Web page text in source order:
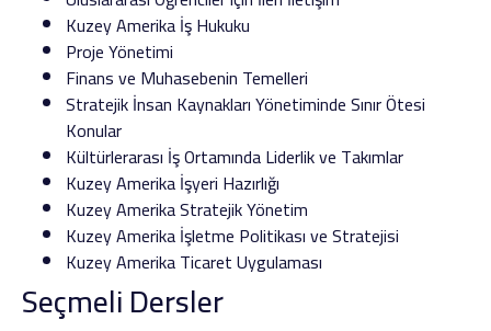
Kuzey Amerika İş Hukuku
Proje Yönetimi
Finans ve Muhasebenin Temelleri
Stratejik İnsan Kaynakları Yönetiminde Sınır Ötesi
Konular
Kültürlerarası İş Ortamında Liderlik ve Takımlar
Kuzey Amerika İşyeri Hazırlığı
Kuzey Amerika Stratejik Yönetim
Kuzey Amerika İşletme Politikası ve Stratejisi
Kuzey Amerika Ticaret Uygulaması
Seçmeli Dersler